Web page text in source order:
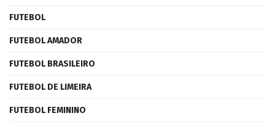
FUTEBOL
FUTEBOL AMADOR
FUTEBOL BRASILEIRO
FUTEBOL DE LIMEIRA
FUTEBOL FEMININO